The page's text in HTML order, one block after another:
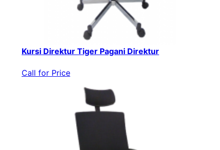
Kursi Direktur Tiger Pagani Direktur
Call for Price